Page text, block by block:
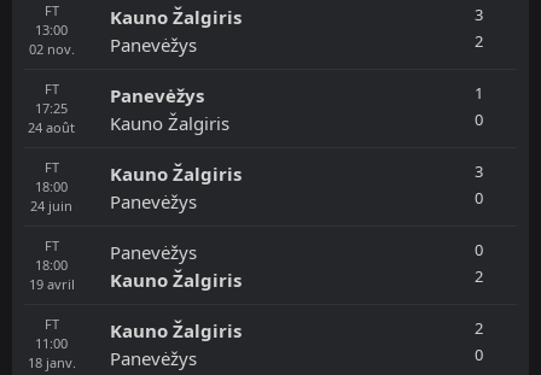
FT
13:00
02 nov.
Kauno Žalgiris
Panevėžys
3
2
FT
17:25
24 août
Panevėžys
Kauno Žalgiris
1
0
FT
18:00
24 juin
Kauno Žalgiris
Panevėžys
3
0
FT
18:00
19 avril
Panevėžys
Kauno Žalgiris
0
2
FT
11:00
18 janv.
Kauno Žalgiris
Panevėžys
2
0